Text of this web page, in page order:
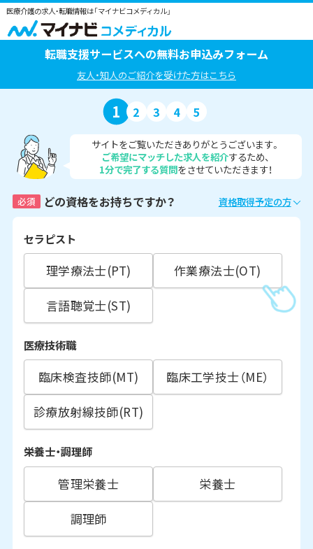
医療介護の求人・転職情報は「マイナビコメディカル」
転職支援サービスへの無料お申込みフォーム
友人・知人のご紹介を受けた方はこちら
1 2 3 4 5
サイトをご覧いただきありがとうございます。
ご希望にマッチした求人を紹介するため、
1分で完了する質問をさせていただきます！
必須 どの資格をお持ちですか？ 資格取得予定の方
セラピスト
理学療法士(PT)
作業療法士(OT)
言語聴覚士(ST)
医療技術職
臨床検査技師(MT)
臨床工学技士（ME）
診療放射線技師(RT)
栄養士・調理師
管理栄養士
栄養士
調理師